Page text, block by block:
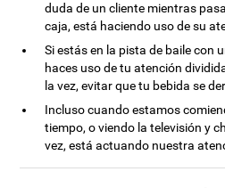
duda de un cliente mientras
caja, está haciendo uso de su
Si estás en la pista de baile con
haces uso de tu atención
la vez, evitar que tu bebida se
Incluso cuando estamos
tiempo, o viendo la televisión y
vez, está actuando nuestra